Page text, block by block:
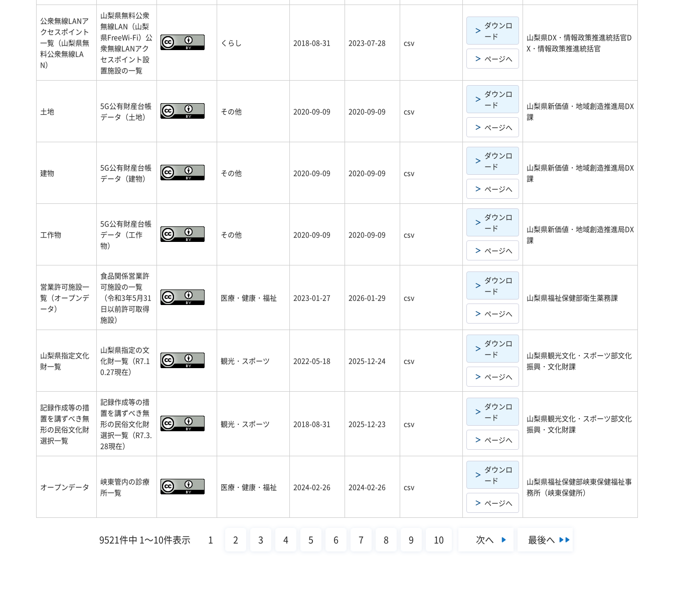
公衆無線LANア
クセスポイント
一覧（山梨県無
料公衆無線LA
N）
山梨県無料公衆
無線LAN（山梨
県FreeWi-Fi）公
衆無線LANアク
セスポイント設
置施設の一覧
くらし 2018-08-31 2023-07-28 csv
ダウンロ
ード
ページへ
山梨県DX・情報政策推進統括官D
X・情報政策推進統括官
土地
5G公有財産台帳
データ（土地）
その他 2020-09-09 2020-09-09 csv
ダウンロ
ード
ページへ
山梨県新価値・地域創造推進局DX
課
建物
5G公有財産台帳
データ（建物）
その他 2020-09-09 2020-09-09 csv
ダウンロ
ード
ページへ
山梨県新価値・地域創造推進局DX
課
工作物
5G公有財産台帳
データ（工作
物）
その他 2020-09-09 2020-09-09 csv
ダウンロ
ード
ページへ
山梨県新価値・地域創造推進局DX
課
営業許可施設一
覧（オープンデ
ータ）
食品関係営業許
可施設の一覧
（令和3年5月31
日以前許可取得
施設）
医療・健康・福祉 2023-01-27 2026-01-29 csv
ダウンロ
ード
ページへ
山梨県福祉保健部衛生薬務課
山梨県指定文化
財一覧
山梨県指定の文
化財一覧（R7.1
0.27現在）
観光・スポーツ 2022-05-18 2025-12-24 csv
ダウンロ
ード
ページへ
山梨県観光文化・スポーツ部文化
振興・文化財課
記録作成等の措
置を講ずべき無
形の民俗文化財
選択一覧
記録作成等の措
置を講ずべき無
形の民俗文化財
選択一覧（R7.3.
28現在）
観光・スポーツ 2018-08-31 2025-12-23 csv
ダウンロ
ード
ページへ
山梨県観光文化・スポーツ部文化
振興・文化財課
オープンデータ
峡東管内の診療
所一覧
医療・健康・福祉 2024-02-26 2024-02-26 csv
ダウンロ
ード
ページへ
山梨県福祉保健部峡東保健福祉事
務所（峡東保健所）
9521件中 1～10件表示 1 2 3 4 5 6 7 8 9 10 次へ 最後へ